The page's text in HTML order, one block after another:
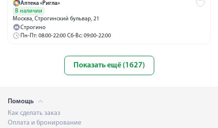
Аптека «Ригла»
В наличии
Москва, Строгинский бульвар, 21
Строгино
Пн-Пт: 08:00-22:00 Сб-Вс: 09:00-22:00
Показать ещё (1627)
Помощь
Как сделать заказ
Оплата и бронирование